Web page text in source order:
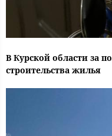
В Курской области за
строительства жилья